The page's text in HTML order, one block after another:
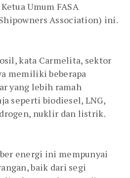
Umum FASA
Association) ini.
kata Carmelita, sektor
memiliki beberapa
yang lebih ramah
seperti biodiesel, LNG,
nuklir dan listrik.
energi ini mempunyai
baik dari segi